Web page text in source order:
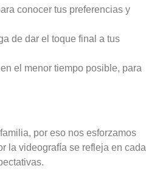
conocer tus preferencias y
de dar el toque final a tus
el menor tiempo posible, para
por eso nos esforzamos
la videografía se refleja en cada